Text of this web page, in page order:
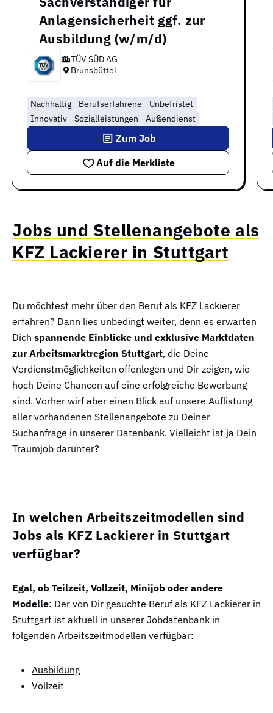
Anlagensicherheit ggf. zur
Ausbildung (w/m/d)
TÜV SÜD AG
Brunsbüttel
Nachhaltig Berufserfahrene
Unbefristet
Innovativ
Sozialleistungen Außendienst
Auf die Merkliste
Zum Job
Jobs und Stellenangebote als
KFZ Lackierer in Stuttgart
Du möchtest mehr über den Beruf als KFZ Lackierer
erfahren? Dann lies unbedingt weiter, denn es erwarten
Dich spannende Einblicke und exklusive Marktdaten
zur Arbeitsmarktregion Stuttgart, die Deine
Verdienstmöglichkeiten offenlegen und Dir zeigen, wie
hoch Deine Chancen auf eine erfolgreiche Bewerbung
sind. Vorher wirf aber einen Blick auf unsere Auflistung
aller vorhandenen Stellenangebote zu Deiner
Suchanfrage in unserer Datenbank. Vielleicht ist ja Dein
Traumjob darunter?
In welchen Arbeitszeitmodellen sind
Jobs als KFZ Lackierer in Stuttgart
verfügbar?
Egal, ob Teilzeit, Vollzeit, Minijob oder andere
Modelle: Der von Dir gesuchte Beruf als KFZ Lackierer in
Stuttgart ist aktuell in unserer Jobdatenbank in
folgenden Arbeitszeitmodellen verfügbar:
Ausbildung
Vollzeit